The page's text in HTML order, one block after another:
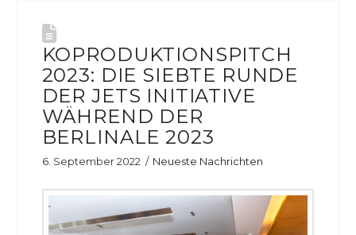
KOPRODUKTIONSPITCH
2023: DIE SIEBTE RUNDE
DER JETS INITIATIVE
WÄHREND DER
BERLINALE 2023
6. September 2022 Neueste Nachrichten